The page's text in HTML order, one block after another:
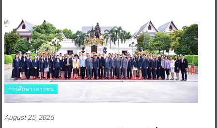
การศึกษา-เยาวชน
August 25, 2025